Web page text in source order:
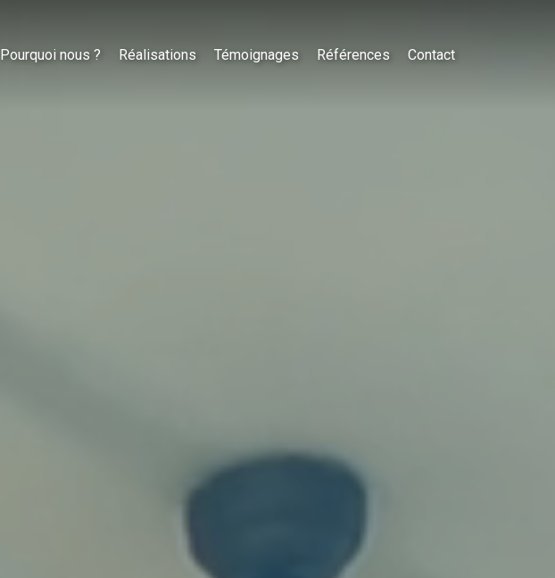
Pourquoi nous ? Réalisations Témoignages Références Contact